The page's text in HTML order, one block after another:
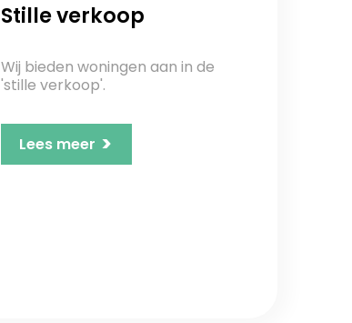
Stille verkoop
Wij bieden woningen aan in de
'stille verkoop'.
Lees meer >